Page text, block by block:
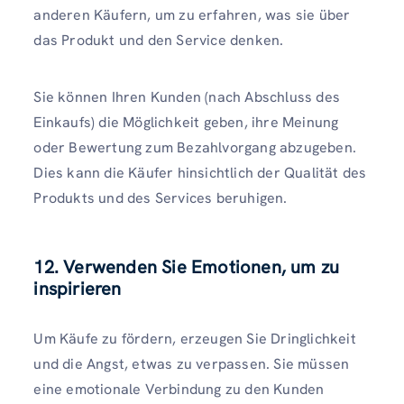
anderen Käufern, um zu erfahren, was sie über
das Produkt und den Service denken.
Sie können Ihren Kunden (nach Abschluss des
Einkaufs) die Möglichkeit geben, ihre Meinung
oder Bewertung zum Bezahlvorgang abzugeben.
Dies kann die Käufer hinsichtlich der Qualität des
Produkts und des Services beruhigen.
12. Verwenden Sie Emotionen, um zu
inspirieren
Um Käufe zu fördern, erzeugen Sie Dringlichkeit
und die Angst, etwas zu verpassen. Sie müssen
eine emotionale Verbindung zu den Kunden